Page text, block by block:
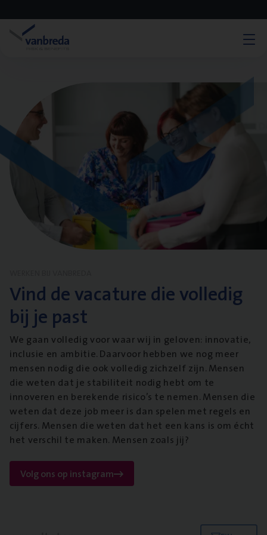
Vind de vacature die volledig
bij je past
We gaan volledig voor waar wij in geloven: innovatie,
inclusie en ambitie. Daarvoor hebben we nog meer
mensen nodig die ook volledig zichzelf zijn. Mensen
die weten dat je stabiliteit nodig hebt om te
innoveren en berekende risico’s te nemen. Mensen die
weten dat deze job meer is dan spelen met regels en
cijfers. Mensen die weten dat het een kans is om écht
het verschil te maken. Mensen zoals jij?
Volg ons op instagram